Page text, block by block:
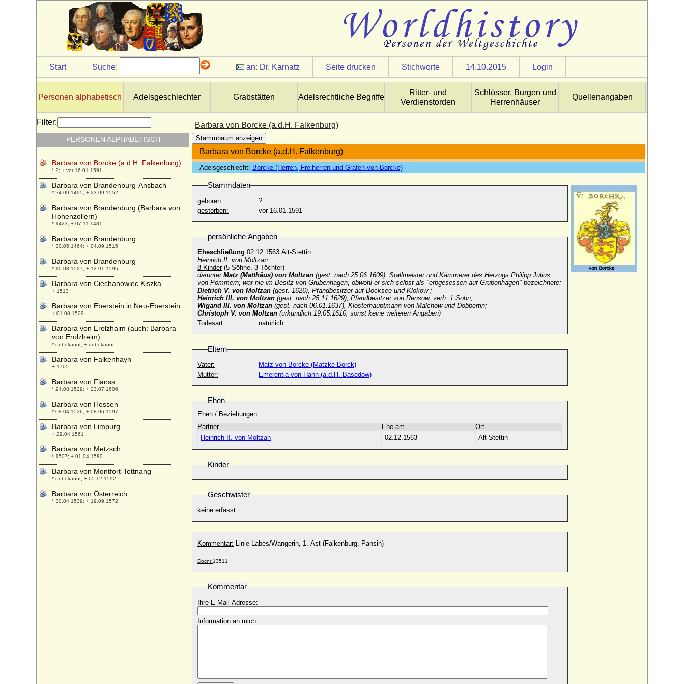
Start Suche: an: Dr. Karnatz Seite drucken Stichworte 14.10.2015 Login
Personen alphabetisch Adelsgeschlechter Grabstätten Adelsrechtliche Begriffe
Ritter- und
Verdienstorden
Schlösser, Burgen und
Herrenhäuser
Quellenangaben
Barbara von Borcke (a.d.H. Falkenburg)
Stammbaum anzeigen
Barbara von Borcke (a.d.H. Falkenburg)
Adelsgeschlecht: Borcke (Herren, Freiherren und Grafen von Borcke)
Stammdaten
geboren:
?
gestorben:
vor 16.01.1591
persönliche Angaben
Eheschließung 02.12.1563 Alt-Stettin:
Heinrich II. von Moltzan:
8 Kinder(5 Söhne, 3 Töchter)
darunter Matz (Matthäus) von Moltzan (gest. nach 25.06.1609), Stallmeister und Kämmerer des Herzogs Philipp Julius
von Pommern; war nie im Besitz von Grubenhagen, obwohl er sich selbst als "erbgesessen auf Grubenhagen" bezeichnete;
Dietrich V. von Moltzan (gest. 1626), Pfandbesitzer auf Bocksee und Klokow ;
Heinrich III. von Moltzan (gest. nach 25.11.1629), Pfandbesitzer von Rensow, verh. 1 Sohn;
Wigand III. von Moltzan (gest. nach 06.01.1637), Klosterhauptmann von Malchow und Dobbertin;
Christoph V. von Moltzan (urkundlich 19.05.1610; sonst keine weiteren Angaben)
Todesart:
natürlich
Eltern
Vater:
Matz von Borcke (Matzke Borck)
Mutter:
Emerentia von Hahn (a.d.H. Basedow)
Ehen
Ehen / Beziehungen:
Partner
Ehe am
Ort
Heinrich II. von Moltzan
02.12.1563 Alt-Stettin
Kinder
Geschwister
keine erfasst
Kommentar: Linie Labes/Wangerin, 1. Ast (Falkenburg, Pansin)
Docnr:13511
Kommentar
Ihre E-Mail-Adresse:
Information an mich:
Filter:
PERSONEN ALPHABETISCH
Barbara Sibylla von Krahwinkel
* keine Daten; + keine Daten
Barbara Sophie von Brandenburg
* 16.11.1584; + 13.02.1636
Barbara von Abensberg
* 1398; + 02.11.1448
Barbara von Arnim
Barbara von Auer (Barbara Anna von
* keine Daten; + keine Daten
Barbara von Beerwald (Barbara von
Berwald)
* ?; + nach 1535
Barbara von Borcke (a.d.H. Falkenburg)
* ?; + vor 16.01.1591
Barbara von Brandenburg-Ansbach
* 24.09.1495; + 23.09.1552
Barbara von Brandenburg (Barbara von
Hohenzollern)
* 1423; + 07.11.1481
Barbara von Brandenburg
* 30.05.1464; + 04.09.1515
Barbara von Brandenburg
* 10.08.1527; + 12.01.1595
Barbara von Ciechanowiec Kiszka
+ 1513
Barbara von Eberstein in Neu-Eberstein
+ 01.08.1529
Barbara von Erolzhaim (auch: Barbara
von Erolzheim)
* unbekannt; + unbekannt
Barbara von Falkenhayn
+ 1705
Barbara von Flanss
* 24.08.1529; + 23.07.1606
Barbara von Hessen
* 08.04.1536; + 08.06.1597
Barbara von Limpurg
+ 29.04.1561
Barbara von Metzsch
* 1507; + 01.04.1580
Barbara von Montfort-Tettnang
* unbekannt; + 05.12.1592
Barbara von Österreich
* 30.04.1539; + 19.09.1572